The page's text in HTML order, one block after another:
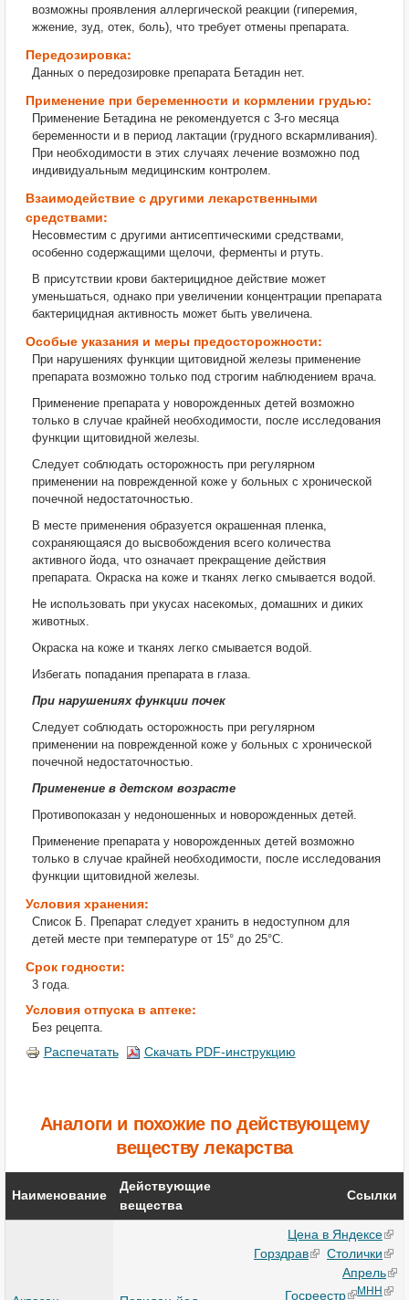
возможны проявления аллергической реакции (гиперемия,
жжение, зуд, отек, боль), что требует отмены препарата.
Передозировка:
Данных о передозировке препарата Бетадин нет.
Применение при беременности и кормлении грудью:
Применение Бетадина не рекомендуется с 3-го месяца
беременности и в период лактации (грудного вскармливания).
При необходимости в этих случаях лечение возможно под
индивидуальным медицинским контролем.
Взаимодействие с другими лекарственными
средствами:
Несовместим с другими антисептическими средствами,
особенно содержащими щелочи, ферменты и ртуть.
В присутствии крови бактерицидное действие может
уменьшаться, однако при увеличении концентрации препарата
бактерицидная активность может быть увеличена.
Особые указания и меры предосторожности:
При нарушениях функции щитовидной железы применение
препарата возможно только под строгим наблюдением врача.
Применение препарата у новорожденных детей возможно
только в случае крайней необходимости, после исследования
функции щитовидной железы.
Следует соблюдать осторожность при регулярном
применении на поврежденной коже у больных с хронической
почечной недостаточностью.
В месте применения образуется окрашенная пленка,
сохраняющаяся до высвобождения всего количества
активного йода, что означает прекращение действия
препарата. Окраска на коже и тканях легко смывается водой.
Не использовать при укусах насекомых, домашних и диких
животных.
Окраска на коже и тканях легко смывается водой.
Избегать попадания препарата в глаза.
При нарушениях функции почек
Следует соблюдать осторожность при регулярном
применении на поврежденной коже у больных с хронической
почечной недостаточностью.
Применение в детском возрасте
Противопоказан у недоношенных и новорожденных детей.
Применение препарата у новорожденных детей возможно
только в случае крайней необходимости, после исследования
функции щитовидной железы.
Условия хранения:
Список Б. Препарат следует хранить в недоступном для
детей месте при температуре от 15° до 25°С.
Срок годности:
3 года.
Условия отпуска в аптеке:
Без рецепта.
Распечатать Скачать PDF-инструкцию
Аналоги и похожие по действующему
веществу лекарства
Наименование
Действующие
вещества
Ссылки
Цена в Яндексе
Горздрав
Столички
Апрель
Госреестр
МНН